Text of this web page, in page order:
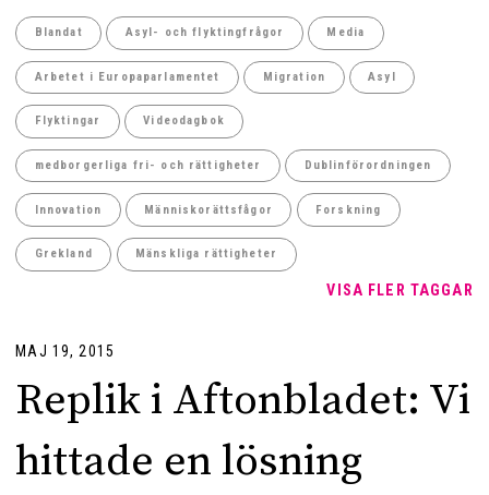
Blandat Asyl- och flyktingfrågor Media
Arbetet i Europaparlamentet Migration Asyl
Flyktingar Videodagbok
medborgerliga fri- och rättigheter Dublinförordningen
Innovation Människorättsfågor Forskning
Grekland Mänskliga rättigheter
VISA FLER TAGGAR
MAJ 19, 2015
Replik i Aftonbladet: Vi
hittade en lösning